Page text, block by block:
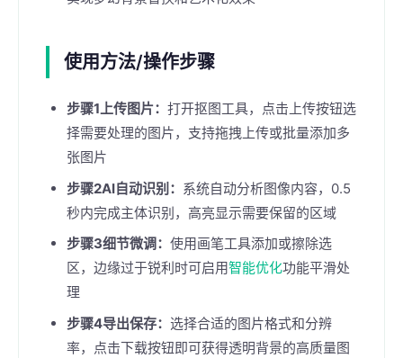
使用方法/操作步骤
步骤1上传图片： 打开抠图工具，点击上传按钮选
择需要处理的图片，支持拖拽上传或批量添加多
张图片
步骤2AI自动识别： 系统自动分析图像内容，0.5
秒内完成主体识别，高亮显示需要保留的区域
步骤3细节微调： 使用画笔工具添加或擦除选
区，边缘过于锐利时可启用智能优化功能平滑处
理
步骤4导出保存： 选择合适的图片格式和分辨
率，点击下载按钮即可获得透明背景的高质量图